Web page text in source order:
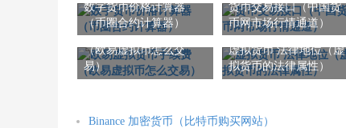
数字货币价格计算器
（币圈合约计算器）
货币交易接口（中国货
币网市场行情通道）
欧易虚拟货币手续费
（欧易虚拟币怎么交
易）
虚拟货币 法律地位（虚
拟货币的法律属性）
Binance 加密货币（比特币购买网站）